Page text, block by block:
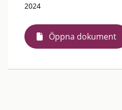
2024
Öppna dokument